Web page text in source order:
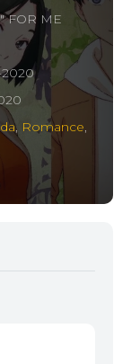
FOR ME
, Romance,